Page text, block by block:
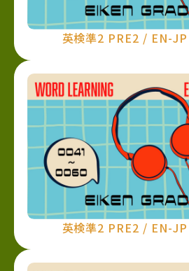
英検準2 PRE2 / EN-
英検準2 PRE2 / EN-